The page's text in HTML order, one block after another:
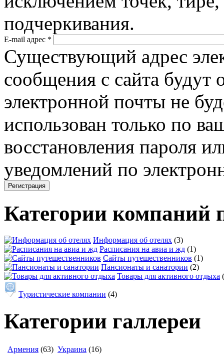
подчеркивания.
E-mail адрес *
Существующий адрес
сообщения с сайта будут
электронной почты не
использован только по
восстановления пароля
уведомлений по
Категории компаний
Информация об отелях (3)
Расписания на авиа и жд (1)
Сайты путешественников (1)
Пансионаты и санатории (2)
Товары для активного отдыха
Туристические компании (4)
Категории галлереи
Армения (63) Украина (16)